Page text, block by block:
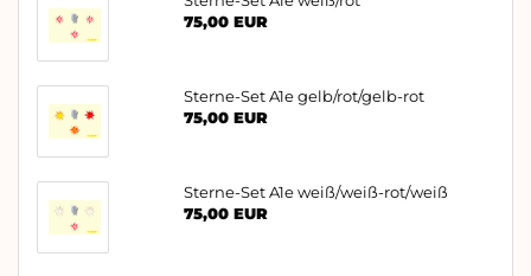
75,00 EUR
Sterne-Set A1e gelb/rot/gelb-rot
75,00 EUR
Sterne-Set A1e weiß/weiß-rot/weiß
75,00 EUR